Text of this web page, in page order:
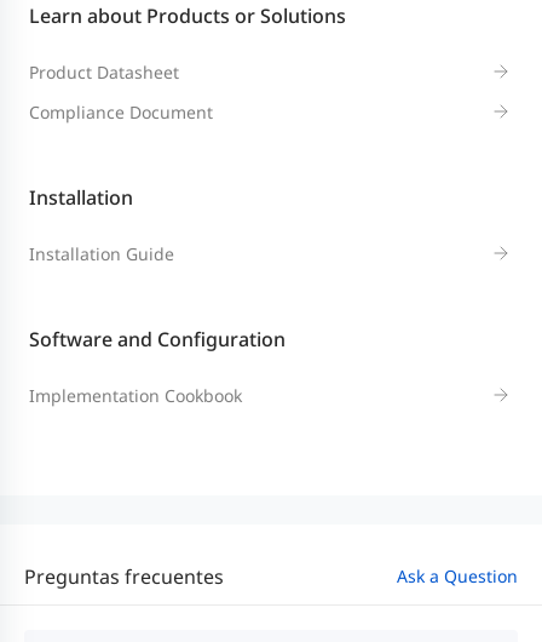
Learn about Products or Solutions
Product Datasheet
Compliance Document
Installation
Installation Guide
Software and Configuration
Implementation Cookbook
Preguntas frecuentes Ask a Question